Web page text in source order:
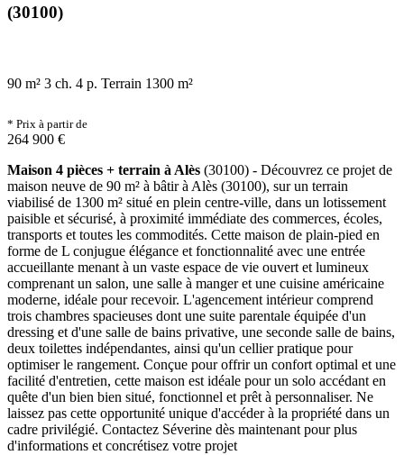
(30100)
90 m² 3 ch. 4 p. Terrain 1300 m²
* Prix à partir de
264 900 €
Maison 4 pièces + terrain à Alès (30100) - Découvrez ce projet de
maison neuve de 90 m² à bâtir à Alès (30100), sur un terrain
viabilisé de 1300 m² situé en plein centre-ville, dans un lotissement
paisible et sécurisé, à proximité immédiate des commerces, écoles,
transports et toutes les commodités. Cette maison de plain-pied en
forme de L conjugue élégance et fonctionnalité avec une entrée
accueillante menant à un vaste espace de vie ouvert et lumineux
comprenant un salon, une salle à manger et une cuisine américaine
moderne, idéale pour recevoir. L'agencement intérieur comprend
trois chambres spacieuses dont une suite parentale équipée d'un
dressing et d'une salle de bains privative, une seconde salle de bains,
deux toilettes indépendantes, ainsi qu'un cellier pratique pour
optimiser le rangement. Conçue pour offrir un confort optimal et une
facilité d'entretien, cette maison est idéale pour un solo accédant en
quête d'un bien bien situé, fonctionnel et prêt à personnaliser. Ne
laissez pas cette opportunité unique d'accéder à la propriété dans un
cadre privilégié. Contactez Séverine dès maintenant pour plus
d'informations et concrétisez votre projet